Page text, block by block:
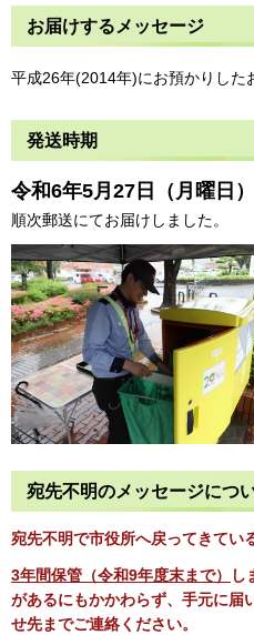
お届けするメッセージ
平成26年(2014年)にお預かりした
発送時期
令和6年5月27日（月曜日）
順次郵送にてお届けしました。
宛先不明のメッセージにつ
宛先不明で市役所へ戻ってきてい
3年間保管（令和9年度末まで）
し
があるにもかかわらず、手元に届
せ先までご連絡ください。